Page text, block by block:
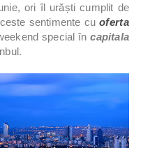
ori îl urăști cumplit de
sentimente cuoferta
special încapitala